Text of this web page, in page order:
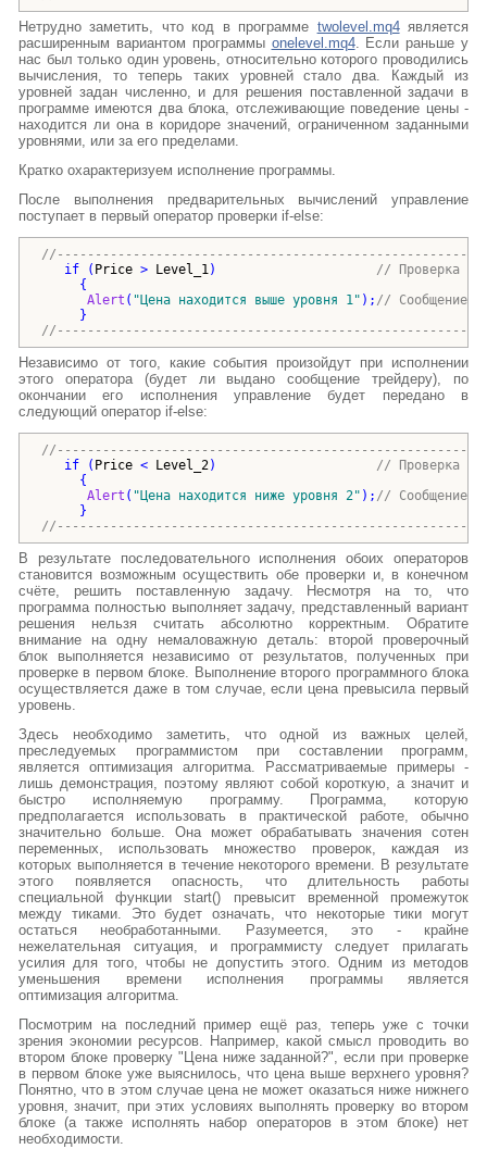
Нетрудно заметить, что код в программе twolevel.mq4является
расширенным вариантом программы onelevel.mq4. Если раньше у
нас был только один уровень, относительно которого проводились
вычисления, то теперь таких уровней стало два. Каждый из
уровней задан численно, и для решения поставленной задачи в
программе имеются два блока, отслеживающие поведение цены -
находится ли она в коридоре значений, ограниченном заданными
уровнями, или за его пределами.
Кратко охарактеризуем исполнение программы.
После выполнения предварительных вычислений управление
поступает в первый оператор проверки if-else:
if
( Price > Level_1)
// Проверка
{
Alert ( "Цена находится выше уровня 1" ) ; // Сообщение
}
Независимо от того, какие события произойдут при исполнении
этого оператора (будет ли выдано сообщение трейдеру), по
окончании его исполнения управление будет передано в
следующий оператор if-else:
if
( Price < Level_2)
// Проверка
{
Alert ( "Цена находится ниже уровня 2" ) ; // Сообщение
}
В результате последовательного исполнения обоих операторов
становится возможным осуществить обе проверки и, в конечном
счёте, решить поставленную задачу. Несмотря на то, что
программа полностью выполняет задачу, представленный вариант
решения нельзя считать абсолютно корректным. Обратите
внимание на одну немаловажную деталь: второй проверочный
блок выполняется независимо от результатов, полученных при
проверке в первом блоке. Выполнение второго программного блока
осуществляется даже в том случае, если цена превысила первый
уровень.
Здесь необходимо заметить, что одной из важных целей,
преследуемых программистом при составлении программ,
является оптимизация алгоритма. Рассматриваемые примеры -
лишь демонстрация, поэтому являют собой короткую, а значит и
быстро исполняемую программу. Программа, которую
предполагается использовать в практической работе, обычно
значительно больше. Она может обрабатывать значения сотен
переменных, использовать множество проверок, каждая из
которых выполняется в течение некоторого времени. В результате
этого появляется опасность, что длительность работы
специальной функции start() превысит временной промежуток
между тиками. Это будет означать, что некоторые тики могут
остаться необработанными. Разумеется, это - крайне
нежелательная ситуация, и программисту следует прилагать
усилия для того, чтобы не допустить этого. Одним из методов
уменьшения времени исполнения программы является
оптимизация алгоритма.
Посмотрим на последний пример ещё раз, теперь уже с точки
зрения экономии ресурсов. Например, какой смысл проводить во
втором блоке проверку "Цена ниже заданной?", если при проверке
в первом блоке уже выяснилось, что цена выше верхнего уровня?
Понятно, что в этом случае цена не может оказаться ниже нижнего
уровня, значит, при этих условиях выполнять проверку во втором
блоке (а также исполнять набор операторов в этом блоке) нет
необходимости.